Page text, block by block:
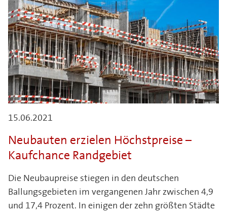
15.06.2021
Neubauten erzielen Höchstpreise –
Kaufchance Randgebiet
Die Neubaupreise stiegen in den deutschen
Ballungsgebieten im vergangenen Jahr zwischen 4,9
und 17,4 Prozent. In einigen der zehn größten Städte